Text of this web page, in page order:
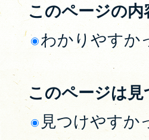
このページの
わかりやすか
このページは
見つけやすか